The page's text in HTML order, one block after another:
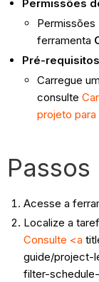
Permissões
Permissões
ferramenta
Pré-
Carregue
consulte
projeto
Passos
Acesse a
Localize a
Consulte <a
guide/project-
filter-